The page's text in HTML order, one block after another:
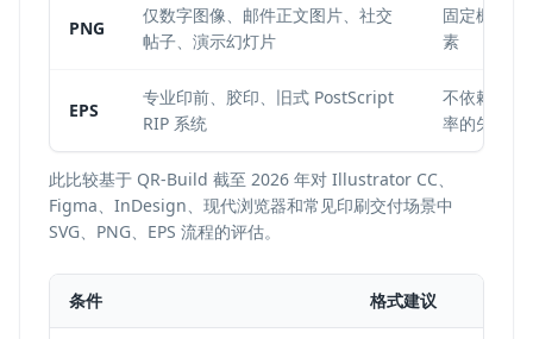
PNG
仅数字图像、邮件正文图片、社交
帖子、演示幻灯片
固定栅格像
素
EPS
专业印前、胶印、旧式 PostScript
RIP 系统
不依赖分辨
率的矢量
此比较基于 QR-Build 截至 2026 年对 Illustrator CC、
Figma、InDesign、现代浏览器和常见印刷交付场景中
SVG、PNG、EPS 流程的评估。
条件 格式建议